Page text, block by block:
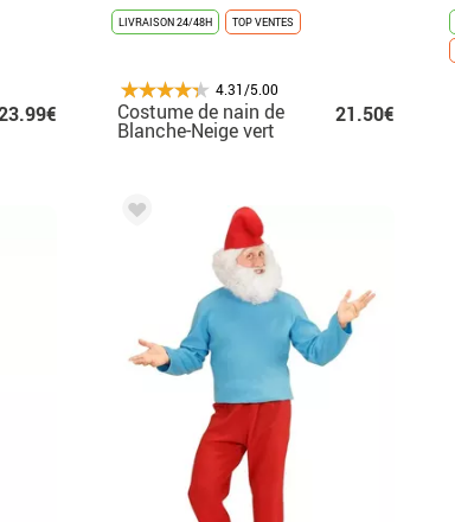
LIVRAISON 24/48H TOP VENTES
4.31/5.00
Costume de nain de
Blanche-Neige vert
pour homme
21.50€